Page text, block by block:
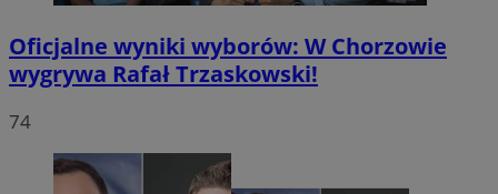
Oficjalne wyniki wyborów: W Chorzowie
wygrywa Rafał Trzaskowski!
74